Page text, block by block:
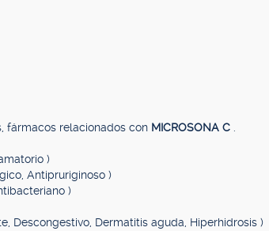
fármacos relacionados con MICROSONA C
)
Antipruriginoso )
)
Descongestivo, Dermatitis aguda, Hiperhidrosis )